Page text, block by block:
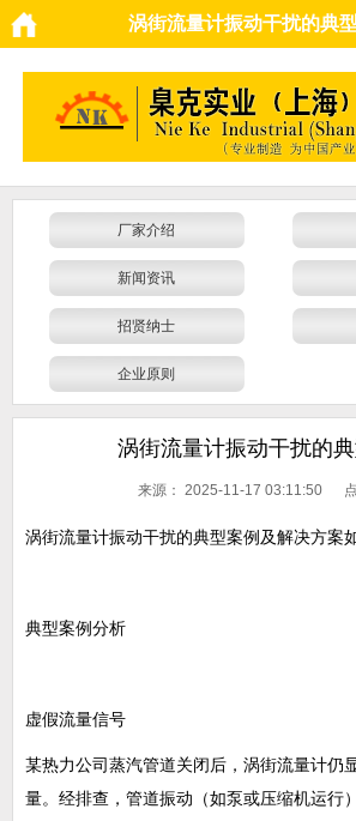
涡街流量计振动干扰的典
厂家介绍
新闻资讯
招贤纳士
企业原则
涡街流量计振动干扰的
来源： 2025-11-17 03:11:50 点
涡街流量计振动干扰的典型案例及解决方案
典型案例分析
虚假流量信号‌
某热力公司蒸汽管道关闭后，涡街流量计仍
量。经排查，管道振动（如泵或压缩机运行